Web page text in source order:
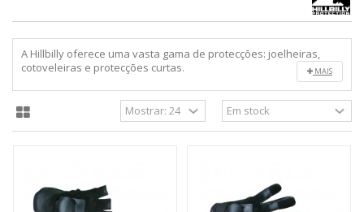
A Hillbilly oferece uma vasta gama de protecções: joelheiras,
cotoveleiras e protecções curtas.
MAIS